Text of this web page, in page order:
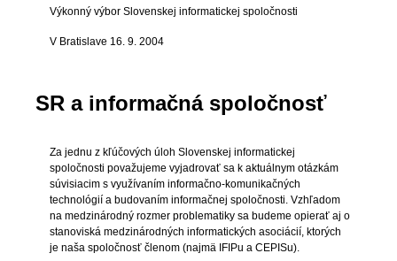
Výkonný výbor Slovenskej informatickej spoločnosti
V Bratislave 16. 9. 2004
SR a informačná spoločnosť
Za jednu z kľúčových úloh Slovenskej informatickej
spoločnosti považujeme vyjadrovať sa k aktuálnym otázkám
súvisiacim s využívaním informačno-komunikačných
technológií a budovaním informačnej spoločnosti. Vzhľadom
na medzinárodný rozmer problematiky sa budeme opierať aj o
stanoviská medzinárodných informatických asociácií, ktorých
je naša spoločnosť členom (najmä IFIPu a CEPISu).